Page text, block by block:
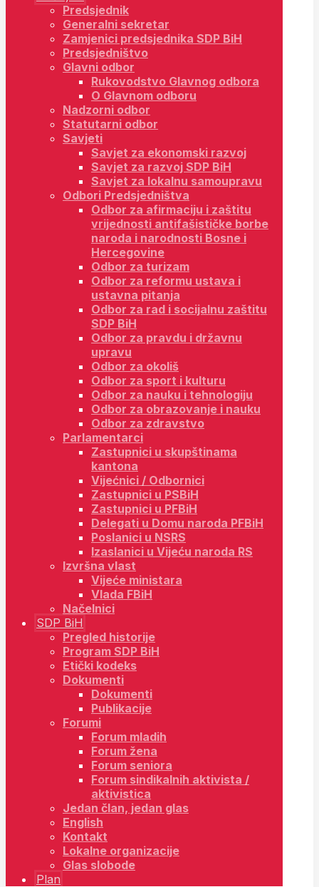
Predsjednik
Generalni sekretar
Zamjenici predsjednika SDP BiH
Predsjedništvo
Glavni odbor
Rukovodstvo Glavnog odbora
O Glavnom odboru
Nadzorni odbor
Statutarni odbor
Savjeti
Savjet za ekonomski razvoj
Savjet za razvoj SDP BiH
Savjet za lokalnu samoupravu
Odbori Predsjedništva
Odbor za afirmaciju i zaštitu
vrijednosti antifašističke borbe
naroda i narodnosti Bosne i
Hercegovine
Odbor za turizam
Odbor za reformu ustava i
ustavna pitanja
Odbor za rad i socijalnu zaštitu
SDP BiH
Odbor za pravdu i državnu
upravu
Odbor za okoliš
Odbor za sport i kulturu
Odbor za nauku i tehnologiju
Odbor za obrazovanje i nauku
Odbor za zdravstvo
Parlamentarci
Zastupnici u skupštinama
kantona
Vijećnici / Odbornici
Zastupnici u PSBiH
Zastupnici u PFBiH
Delegati u Domu naroda PFBiH
Poslanici u NSRS
Izaslanici u Vijeću naroda RS
Izvršna vlast
Vijeće ministara
Vlada FBiH
Načelnici
SDP BiH
Pregled historije
Program SDP BiH
Etički kodeks
Dokumenti
Dokumenti
Publikacije
Forumi
Forum mladih
Forum žena
Forum seniora
Forum sindikalnih aktivista /
aktivistica
Jedan član, jedan glas
English
Kontakt
Lokalne organizacije
Glas slobode
Plan